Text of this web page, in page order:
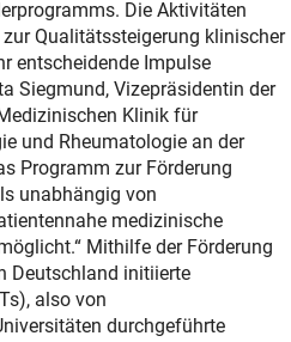
Die Aktivitäten
Qualitätssteigerung klinischer
entscheidende Impulse
Siegmund, Vizepräsidentin der
Klinik für
und Rheumatologie an der
Programm zur Förderung
unabhängig von
medizinische
Mithilfe der Förderung
Deutschland initiierte
also von
durchgeführte